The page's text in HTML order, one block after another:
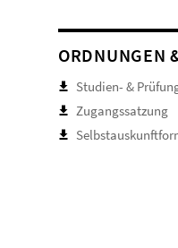
ORDNUNGEN
Studien- &
Zugangssatzung